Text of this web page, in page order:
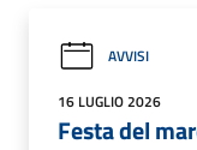
AVVISI
16 LUGLIO 2026
Festa del